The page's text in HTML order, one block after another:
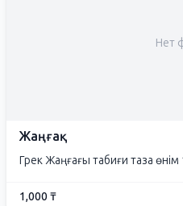
Нет
Жаңғақ
Грек Жаңғағы табиғи таза өнім
1,000 ₸